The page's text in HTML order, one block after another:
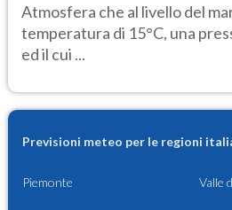
Atmosfera che al livello del
temperatura di 15°C, una
ed il cui ...
Previsioni meteo per le regioni
Piemonte Valle